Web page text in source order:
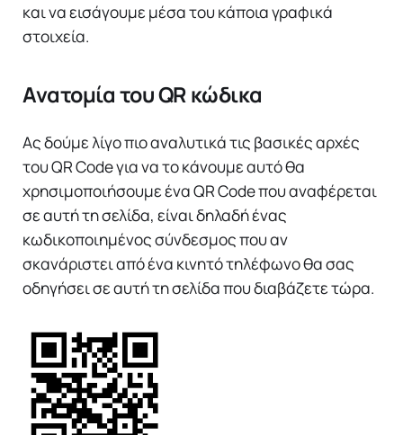
και να εισάγουμε μέσα του κάποια γραφικά
στοιχεία.
Ανατομία του QR κώδικα
Ας δούμε λίγο πιο αναλυτικά τις βασικές αρχές
του QR Code για να το κάνουμε αυτό θα
χρησιμοποιήσουμε ένα QR Code που αναφέρεται
σε αυτή τη σελίδα, είναι δηλαδή ένας
κωδικοποιημένος σύνδεσμος που αν
σκανάριστει από ένα κινητό τηλέφωνο θα σας
οδηγήσει σε αυτή τη σελίδα που διαβάζετε τώρα.